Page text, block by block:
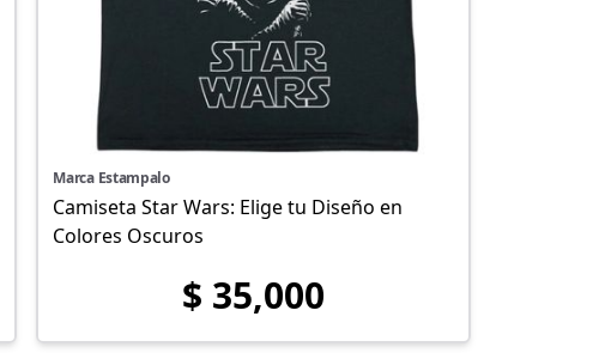
Marca Estampalo
Camiseta Star Wars: Elige tu Diseño en
Colores Oscuros
$ 35,000